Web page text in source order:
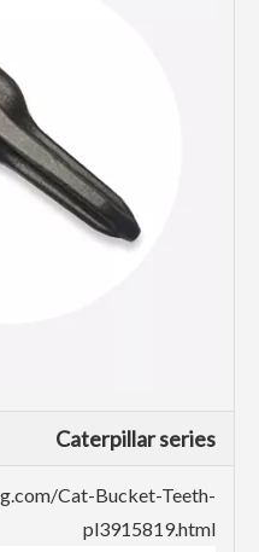
Caterpillar series
Cat-Bucket-Teeth-
pl3915819.html